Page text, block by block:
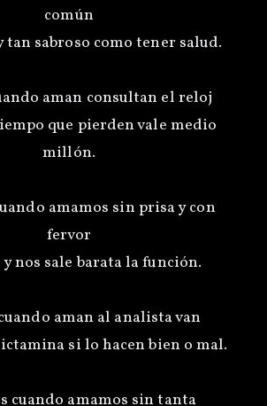
común
tan sabroso como tener salud.
aman consultan el reloj
que pierden vale medio
millón.
amamos sin prisa y con
fervor
y nos sale barata la función.
aman al analista van
si lo hacen bien o mal.
cuando amamos sin tanta